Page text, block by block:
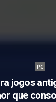
PC
jogos
que